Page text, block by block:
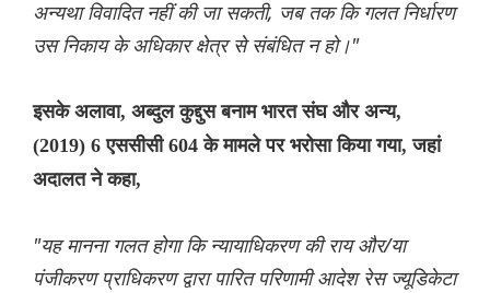
अन्यथा विवादित नहीं की जा सकती, जब तक कि गलत निर्धारण
उस निकाय के अधिकार क्षेत्र से संबंधित न हो।"
इसके अलावा, अब्दुल कुद्दुस बनाम भारत संघ और अन्य,
(2019) 6 एससीसी 604 के मामले पर भरोसा किया गया, जहां
अदालत ने कहा,
"यह मानना ​​गलत होगा कि न्यायाधिकरण की राय और/या
पंजीकरण प्राधिकरण द्वारा पारित परिणामी आदेश रेस ज्यूडिकेटा